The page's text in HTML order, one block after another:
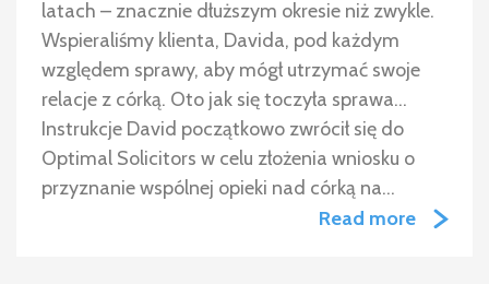
latach – znacznie dłuższym okresie niż zwykle.
Wspieraliśmy klienta, Davida, pod każdym
względem sprawy, aby mógł utrzymać swoje
relacje z córką. Oto jak się toczyła sprawa…
Instrukcje David początkowo zwrócił się do
Optimal Solicitors w celu złożenia wniosku o
przyznanie wspólnej opieki nad córką na…
Read more